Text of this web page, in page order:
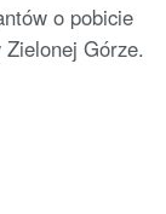
o pobicie
Zielonej Górze.